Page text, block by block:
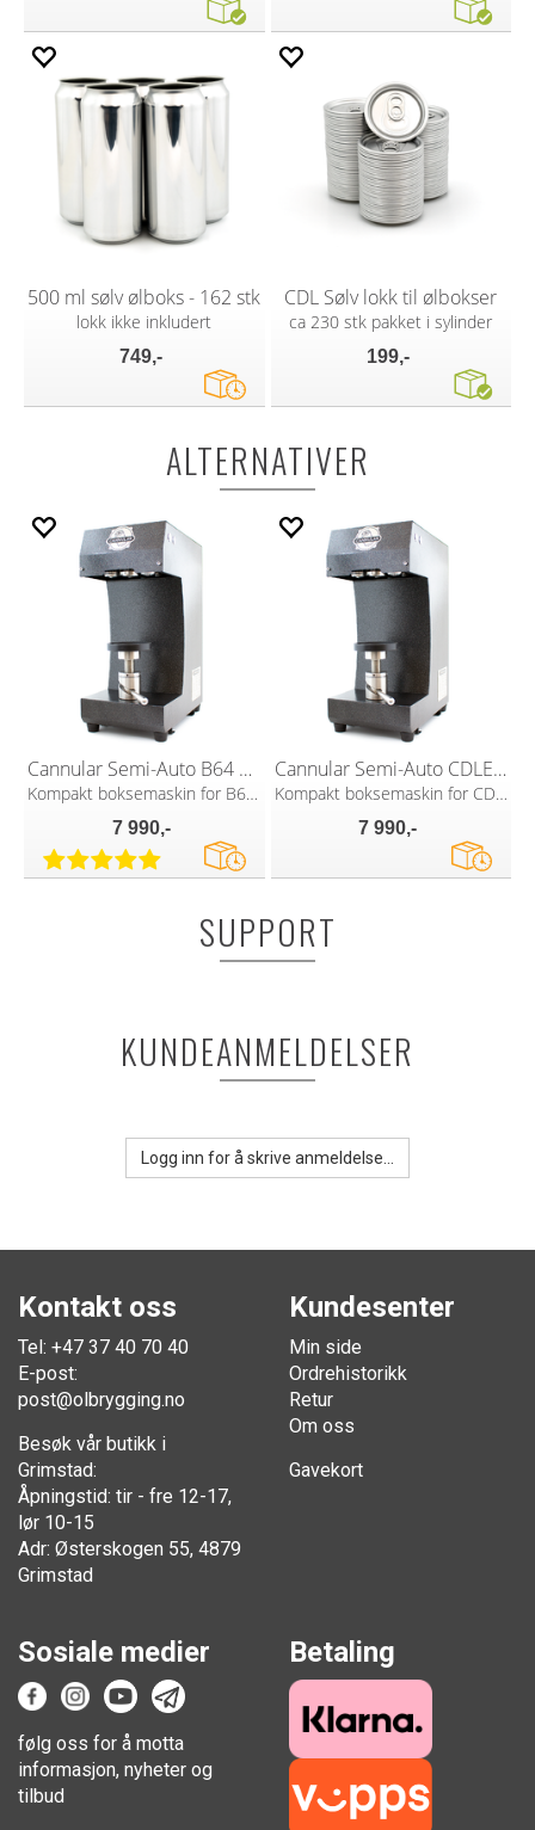
500 ml sølv ølboks - 162 stk
lokk ikke inkludert
749,-
CDL Sølv lokk til ølbokser
ca 230 stk pakket i sylinder
199,-
ALTERNATIVER
Cannular Semi-Auto B64 Can Seamer
Kompakt boksemaskin for B64 lokk
7 990,-
Cannular Semi-Auto CDLE Can Seamer
Kompakt boksemaskin for CDL lokk
7 990,-
SUPPORT
KUNDEANMELDELSER
Logg inn for å skrive anmeldelse...
Kontakt oss
Tel: +47 37 40 70 40
E-post:
post@olbrygging.no
Besøk vår butikk i
Grimstad:
Åpningstid: tir - fre 12-17,
lør 10-15
Adr: Østerskogen 55, 4879
Grimstad
Kundesenter
Min side
Ordrehistorikk
Retur
Om oss
Gavekort
Sosiale medier
følg oss for å motta
informasjon, nyheter og
tilbud
Betaling